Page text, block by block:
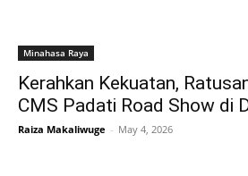
Minahasa Raya
Kerahkan Kekuatan,
CMS Padati Road Show di
Raiza Makaliwuge - May 4, 2026